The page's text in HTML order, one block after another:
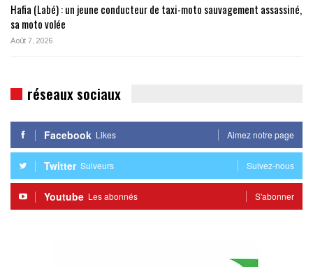
Hafia (Labé) : un jeune conducteur de taxi-moto sauvagement assassiné,
sa moto volée
Août 7, 2026
réseaux sociaux
Facebook Likes Aimez notre page
Twitter Suiveurs Suivez-nous
Youtube Les abonnés S'abonner